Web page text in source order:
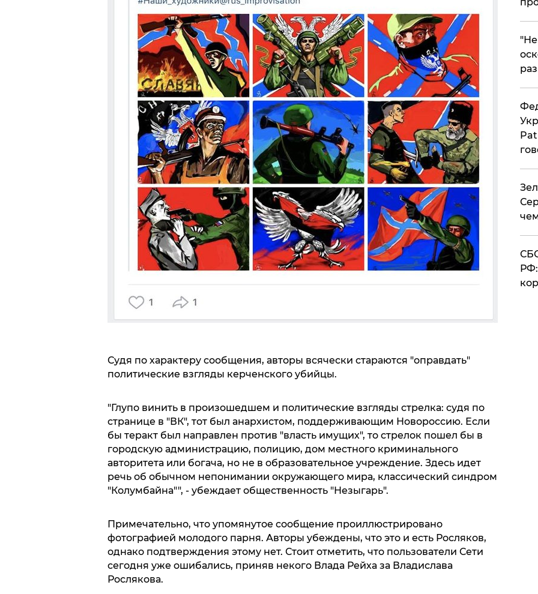
Судя по характеру сообщения, авторы всячески стараются "оправдать"
политические взгляды керченского убийцы.
"Глупо винить в произошедшем и политические взгляды стрелка: судя по
странице в "ВК", тот был анархистом, поддерживающим Новороссию. Если
бы теракт был направлен против "власть имущих", то стрелок пошел бы в
городскую администрацию, полицию, дом местного криминального
авторитета или богача, но не в образовательное учреждение. Здесь идет
речь об обычном непонимании окружающего мира, классический синдром
"Колумбайна"", - убеждает общественность "Незыгарь".
Примечательно, что упомянутое сообщение проиллюстрировано
фотографией молодого парня. Авторы убеждены, что это и есть Росляков,
однако подтверждения этому нет. Стоит отметить, что пользователи Сети
сегодня уже ошибались, приняв некого Влада Рейха за Владислава
Рослякова.